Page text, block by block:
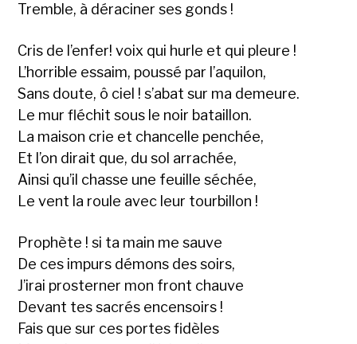
Tremble, à déraciner ses gonds !
Cris de l’enfer! voix qui hurle et qui pleure !
L’horrible essaim, poussé par l’aquilon,
Sans doute, ô ciel ! s’abat sur ma demeure.
Le mur fléchit sous le noir bataillon.
La maison crie et chancelle penchée,
Et l’on dirait que, du sol arrachée,
Ainsi qu’il chasse une feuille séchée,
Le vent la roule avec leur tourbillon !
Prophète ! si ta main me sauve
De ces impurs démons des soirs,
J’irai prosterner mon front chauve
Devant tes sacrés encensoirs !
Fais que sur ces portes fidèles